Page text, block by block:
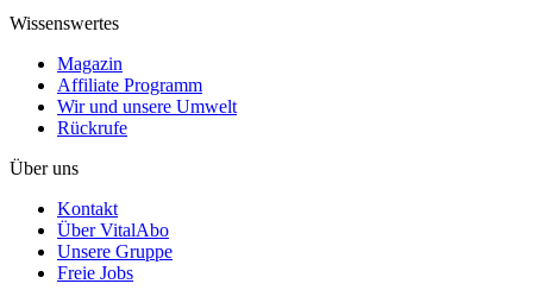
Wissenswertes
Magazin
Affiliate Programm
Wir und unsere Umwelt
Rückrufe
Über uns
Kontakt
Über VitalAbo
Unsere Gruppe
Freie Jobs